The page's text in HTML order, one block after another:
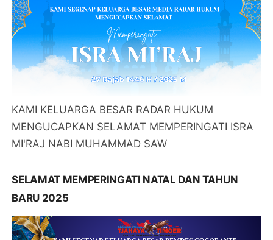
KAMI KELUARGA BESAR RADAR HUKUM
MENGUCAPKAN SELAMAT MEMPERINGATI ISRA
MI'RAJ NABI MUHAMMAD SAW
SELAMAT MEMPERINGATI NATAL DAN TAHUN
BARU 2025